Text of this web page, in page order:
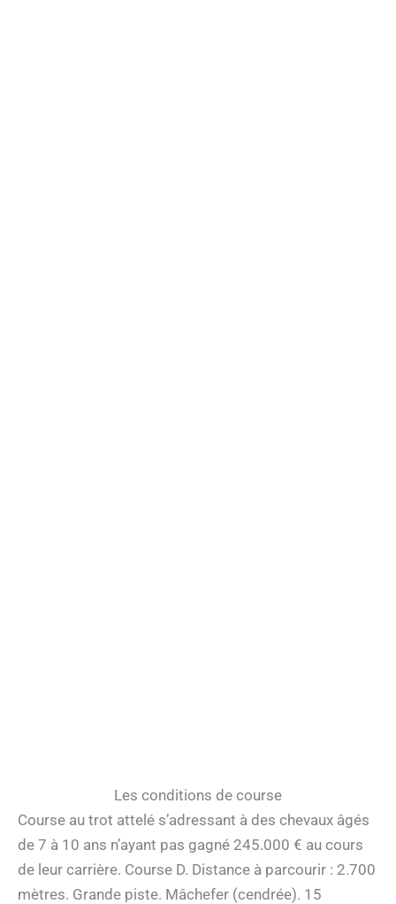
Les conditions de course
Course au trot attelé s’adressant à des chevaux âgés
de 7 à 10 ans n’ayant pas gagné 245.000 € au cours
de leur carrière. Course D. Distance à parcourir : 2.700
mètres. Grande piste. Mâchefer (cendrée). 15